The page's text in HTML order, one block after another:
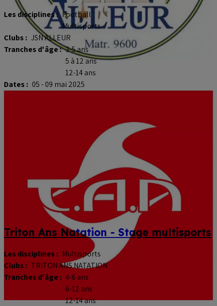
Les disciplines : Football
Multisports
Clubs : JSN ALLEUR
Tranches d'âge : 3-5 ans
5 à 12 ans
12-14 ans
Dates : 05 - 09 mai 2025
Triton Ans Natation - Stage multisports
Les disciplines : Multisports
Clubs : TRITON ANS NATATION
Tranches d'âge : 4-6 ans
6-12 ans
12-14 ans